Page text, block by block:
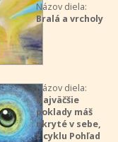
Názov diela:
Bralá a vrcholy
Názov diela:
Najväčšie
poklady máš
ukryté v sebe,
z cyklu Pohľad